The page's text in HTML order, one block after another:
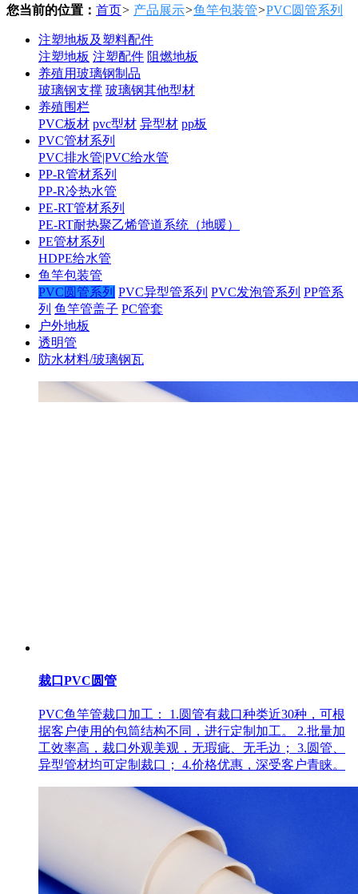
您当前的位置： 首页> 产品展示>鱼竿包装管>PVC圆管系列
注塑地板及塑料配件
注塑地板 注塑配件 阻燃地板
养殖用玻璃钢制品
玻璃钢支撑 玻璃钢其他型材
养殖围栏
PVC板材 pvc型材 异型材 pp板
PVC管材系列
PVC排水管|PVC给水管
PP-R管材系列
PP-R冷热水管
PE-RT管材系列
PE-RT耐热聚乙烯管道系统（地暖）
PE管材系列
HDPE给水管
鱼竿包装管
PVC圆管系列 PVC异型管系列 PVC发泡管系列 PP管系
列 鱼竿管盖子 PC管套
户外地板
透明管
防水材料/玻璃钢瓦
裁口PVC圆管
PVC鱼竿管裁口加工： 1.圆管有裁口种类近30种，可根
据客户使用的包筒结构不同，进行定制加工。 2.批量加
工效率高，裁口外观美观，无瑕疵、无毛边； 3.圆管、
异型管材均可定制裁口； 4.价格优惠，深受客户青睐。